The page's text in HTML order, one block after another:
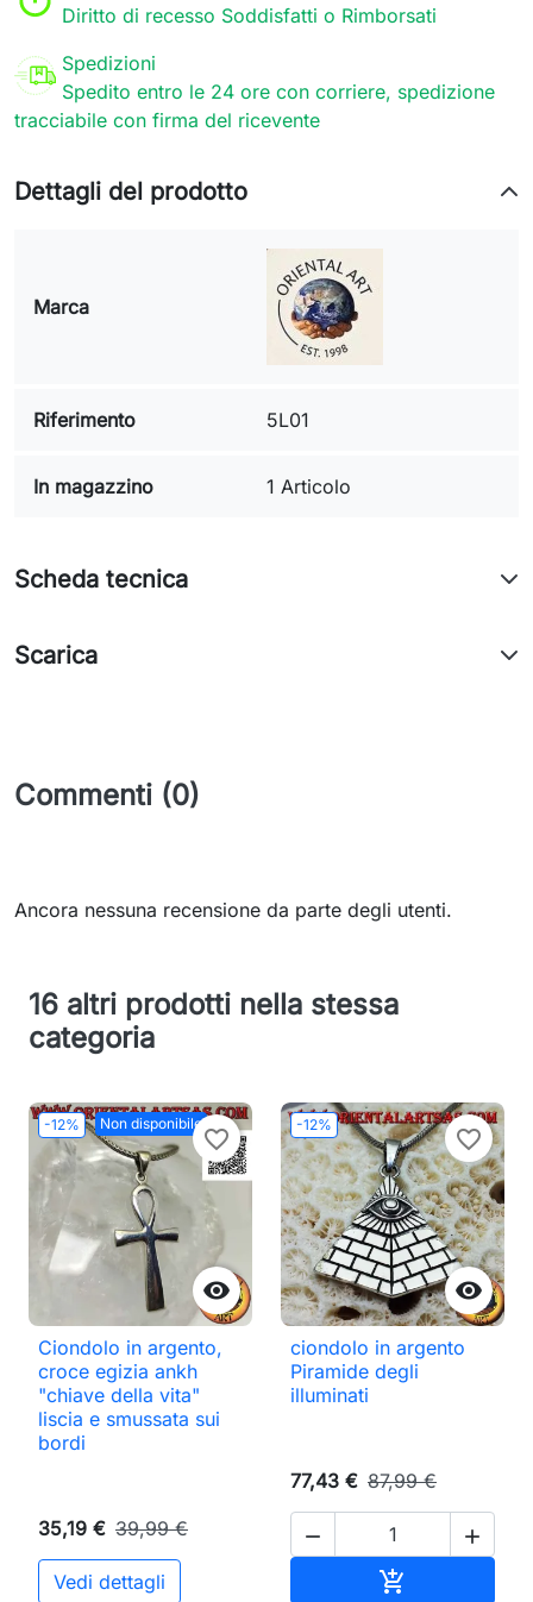
Diritto di recesso Soddisfatti o Rimborsati
Spedizioni
Spedito entro le 24 ore con corriere, spedizione
tracciabile con firma del ricevente
Dettagli del prodotto
Marca
Riferimento 5L01
In magazzino 1 Articolo
Scheda tecnica
Scarica
Commenti (0)
Ancora nessuna recensione da parte degli utenti.
16 altri prodotti nella stessa
categoria
-12% Non disponibile

favorite_border
Ciondolo in argento,
croce egizia ankh
"chiave della vita"
liscia e smussata sui
bordi
35,19 € 39,99 €
Vedi dettagli
-12%

favorite_border
ciondolo in argento
Piramide degli
illuminati
77,43 € 87,99 €
 
